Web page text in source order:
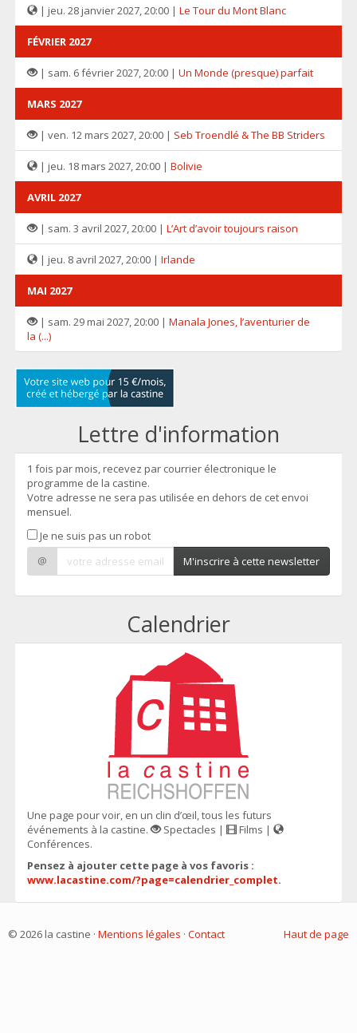
| jeu. 28 janvier 2027, 20:00 | Le Tour du Mont Blanc
FÉVRIER 2027
| sam. 6 février 2027, 20:00 | Un Monde (presque) parfait
MARS 2027
| ven. 12 mars 2027, 20:00 | Seb Troendlé & The BB Striders
| jeu. 18 mars 2027, 20:00 | Bolivie
AVRIL 2027
| sam. 3 avril 2027, 20:00 | L’Art d’avoir toujours raison
| jeu. 8 avril 2027, 20:00 | Irlande
MAI 2027
| sam. 29 mai 2027, 20:00 | Manala Jones, l’aventurier de
la (...)
Lettre d'information
1 fois par mois, recevez par courrier électronique le
programme de la castine.
Votre adresse ne sera pas utilisée en dehors de cet envoi
mensuel.
Je ne suis pas un robot
@
M'inscrire à cette newsletter
Calendrier
Une page pour voir, en un clin d’œil, tous les futurs
événements à la castine.
Spectacles |
Films |
Conférences.
Pensez à ajouter cette page à vos favoris :
www.lacastine.com/?page=calendrier_complet.
Haut de page
© 2026 la castine · Mentions légales · Contact